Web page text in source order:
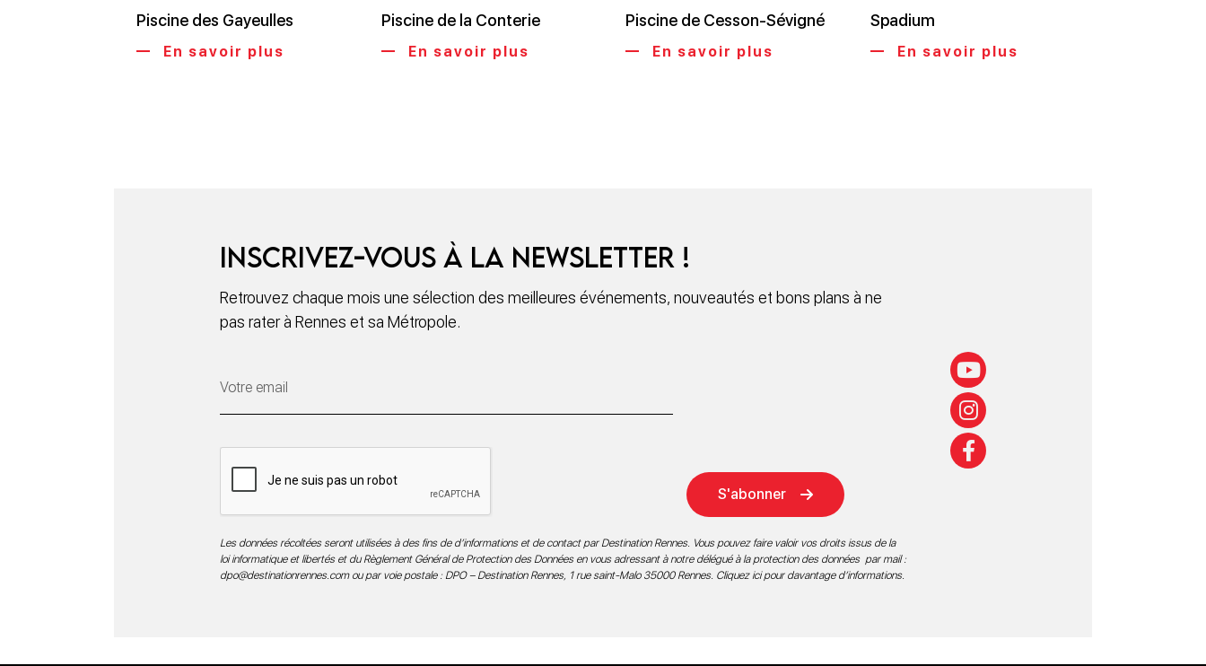
Piscine des Gayeulles
En savoir plus
Piscine de la Conterie
En savoir plus
Piscine de Cesson-Sévigné
En savoir plus
Spadium
En savoir plus
Inscrivez-vous à la newsletter !
Retrouvez chaque mois une sélection des meilleures événements, nouveautés et bons plans à ne
pas rater à Rennes et sa Métropole.
S'abonner
Les données récoltées seront utilisées à des fins de d’informations et de contact par Destination Rennes. Vous pouvez faire valoir vos droits issus de la
loi informatique et libertés et du Règlement Général de Protection des Données en vous adressant à notre délégué à la protection des données par mail :
dpo@destinationrennes.comou par voie postale : DPO – Destination Rennes, 1 rue saint-Malo 35000 Rennes. Cliquez ici pour davantage d’informations.